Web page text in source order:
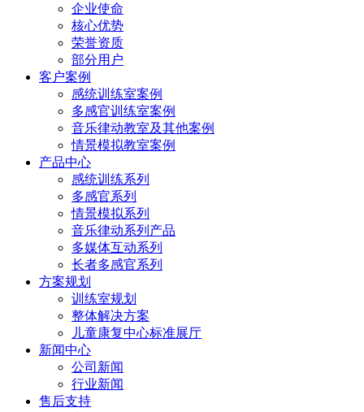
企业使命
核心优势
荣誉资质
部分用户
客户案例
感统训练室案例
多感官训练室案例
音乐律动教室及其他案例
情景模拟教室案例
产品中心
感统训练系列
多感官系列
情景模拟系列
音乐律动系列产品
多媒体互动系列
长者多感官系列
方案规划
训练室规划
整体解决方案
儿童康复中心标准展厅
新闻中心
公司新闻
行业新闻
售后支持